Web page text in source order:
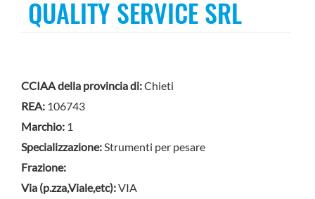
QUALITY SERVICE SRL
CCIAA della provincia di:Chieti
REA: 106743
Marchio: 1
Specializzazione:Strumenti per pesare
Frazione:
Via (p.zza,Viale,etc):VIA